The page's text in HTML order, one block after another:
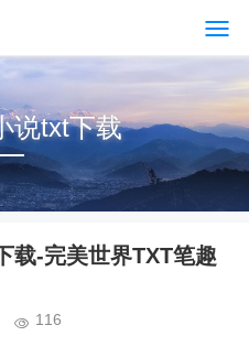
说txt下载
载-完美世界TXT笔趣
116